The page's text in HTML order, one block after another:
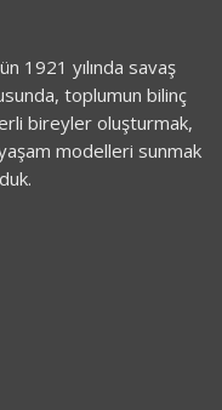
1921 yılında savaş
toplumun bilinç
bireyler oluşturmak,
modelleri sunmak